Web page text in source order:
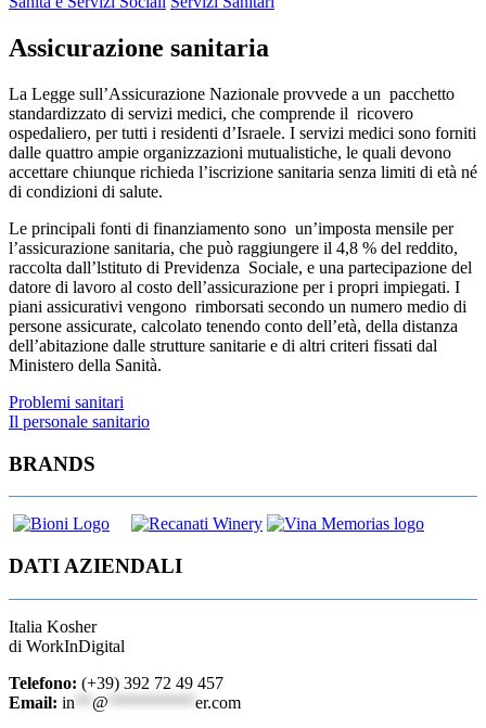
Assicurazione sanitaria
La Legge sull’Assicurazione Nazionale provvede a un pacchetto
standardizzato di servizi medici, che comprende il ricovero
ospedaliero, per tutti i residenti d’Israele. I servizi medici sono forniti
dalle quattro ampie organizzazioni mutualistiche, le quali devono
accettare chiunque richieda l’iscrizione sanitaria senza limiti di età né
di condizioni di salute.
Le principali fonti di finanziamento sono un’imposta mensile per
l’assicurazione sanitaria, che può raggiungere il 4,8 % del reddito,
raccolta dall’lstituto di Previdenza Sociale, e una partecipazione del
datore di lavoro al costo dell’assicurazione per i propri impiegati. I
piani assicurativi vengono rimborsati secondo un numero medio di
persone assicurate, calcolato tenendo conto dell’età, della distanza
dell’abitazione dalle strutture sanitarie e di altri criteri fissati dal
Ministero della Sanità.
Navigazione
articoli
Problemi sanitari
Il personale sanitario
BRANDS
DATI AZIENDALI
Italia Kosher
di WorkInDigital
Telefono: (+39) 392 72 49 457
Email: in @
er.com